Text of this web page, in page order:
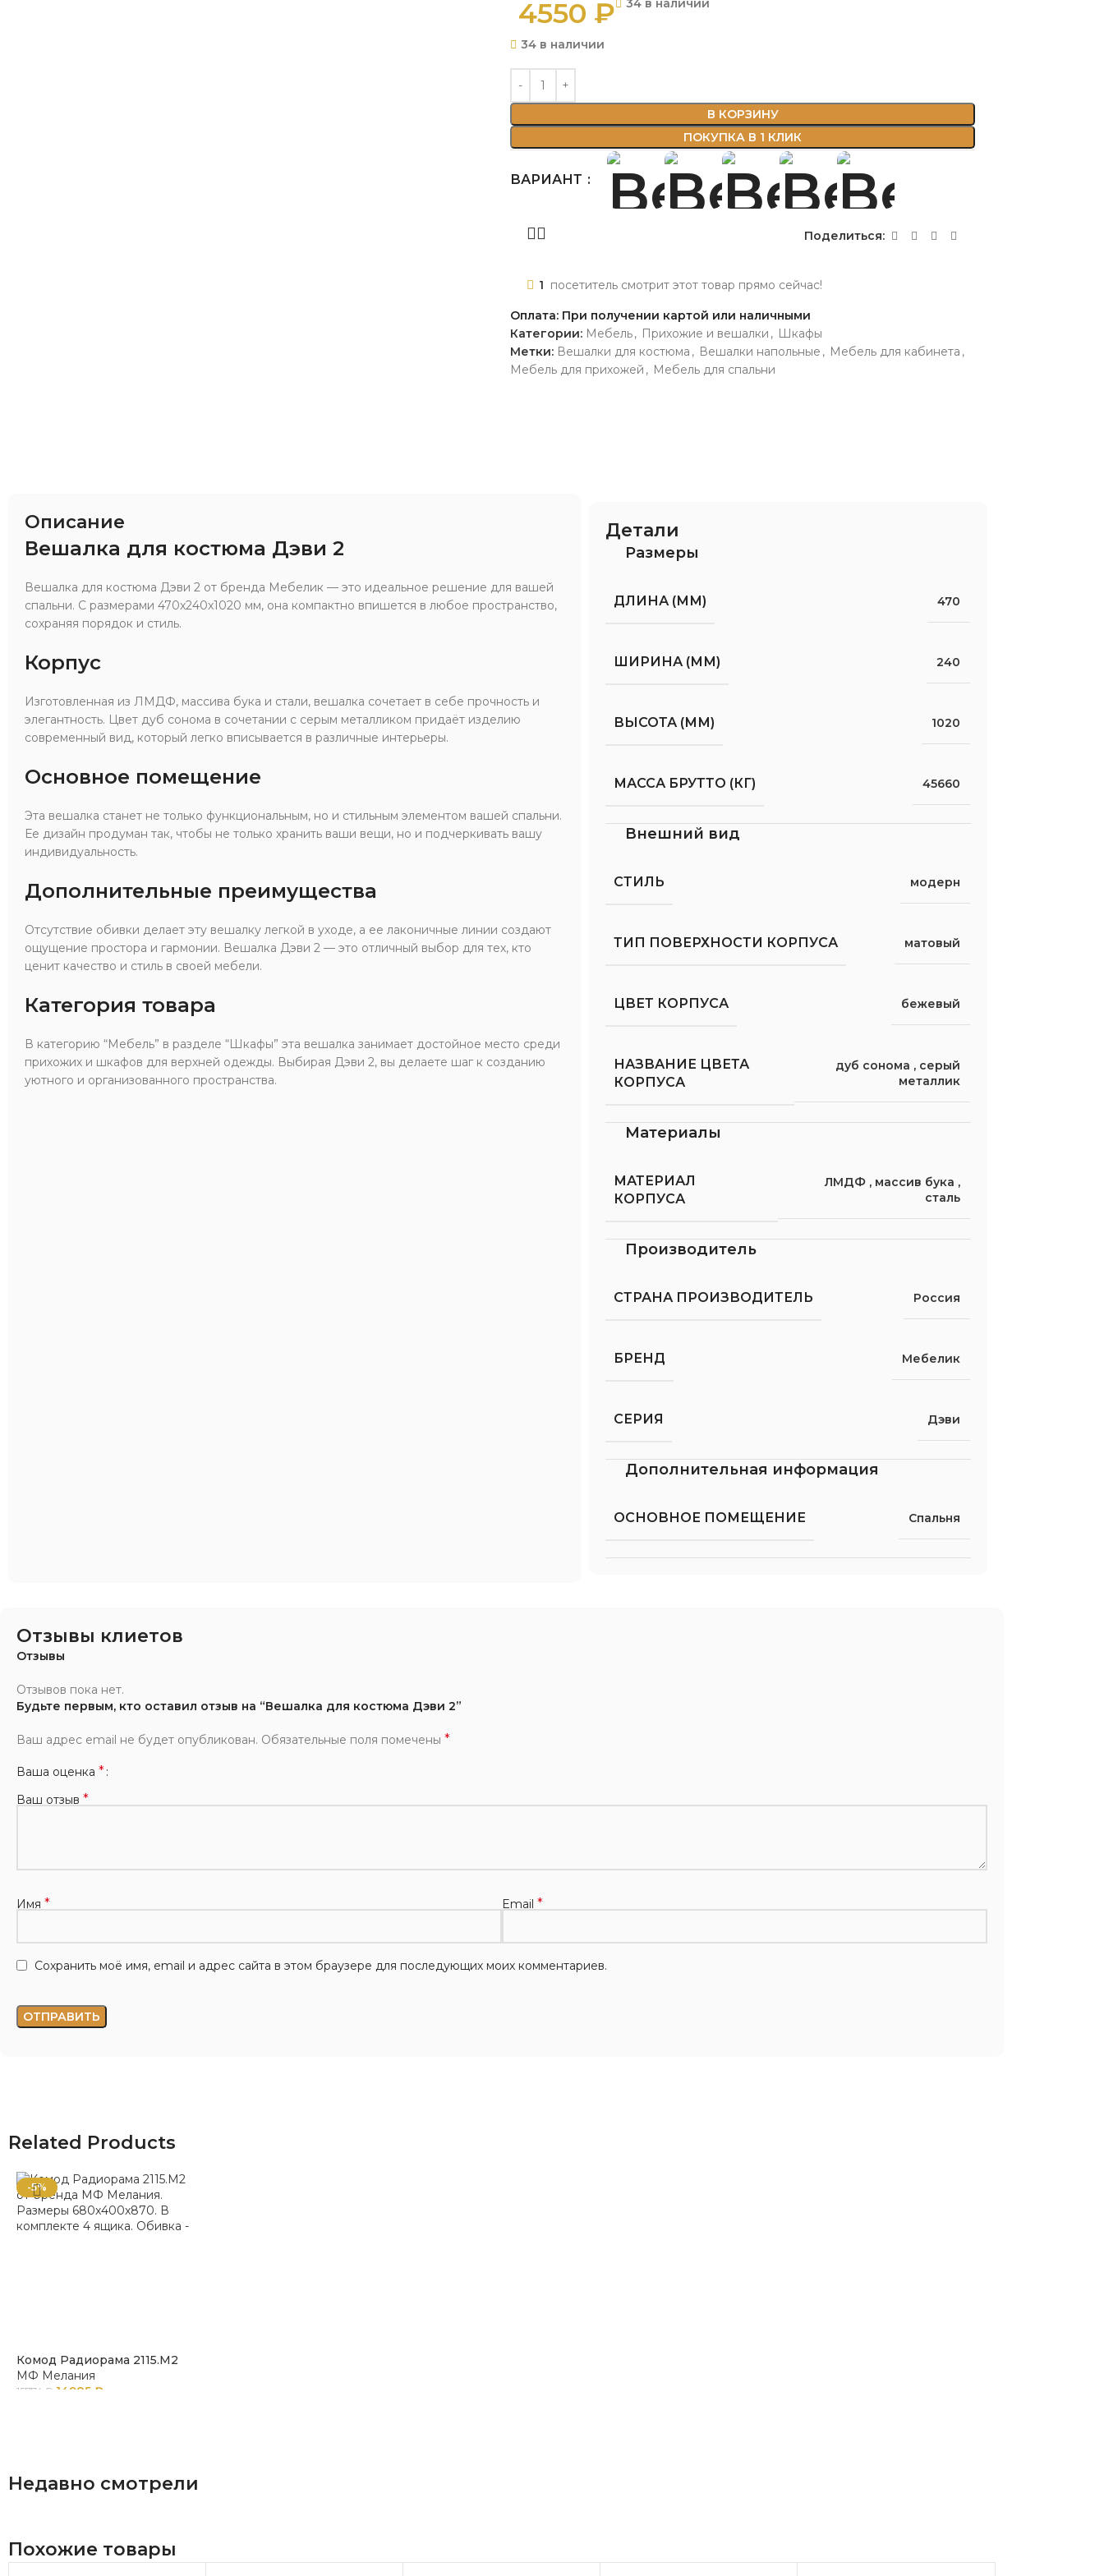
4550 ₽
34 в наличии
В КОРЗИНУ
ПОКУПКА В 1 КЛИК
ВАРИАНТ
Поделиться:
1 посетитель смотрит этот товар прямо сейчас!
Оплата: При получении картой или наличными
Категории: Мебель, Прихожие и вешалки , Шкафы
Метки: Вешалки для костюма , Вешалки напольные , Мебель для кабинета ,
Мебель для прихожей , Мебель для спальни
Описание
Вешалка для костюма Дэви 2
Вешалка для костюма Дэви 2 от бренда Мебелик — это идеальное решение для вашей
спальни. С размерами 470x240x1020 мм, она компактно впишется в любое пространство,
сохраняя порядок и стиль.
Корпус
Изготовленная из ЛМДФ, массива бука и стали, вешалка сочетает в себе прочность и
элегантность. Цвет дуб сонома в сочетании с серым металликом придаёт изделию
современный вид, который легко вписывается в различные интерьеры.
Основное помещение
Эта вешалка станет не только функциональным, но и стильным элементом вашей спальни.
Ее дизайн продуман так, чтобы не только хранить ваши вещи, но и подчеркивать вашу
индивидуальность.
Дополнительные преимущества
Отсутствие обивки делает эту вешалку легкой в уходе, а ее лаконичные линии создают
ощущение простора и гармонии. Вешалка Дэви 2 — это отличный выбор для тех, кто
ценит качество и стиль в своей мебели.
Категория товара
В категорию “Мебель” в разделе “Шкафы” эта вешалка занимает достойное место среди
прихожих и шкафов для верхней одежды. Выбирая Дэви 2, вы делаете шаг к созданию
уютного и организованного пространства.
Детали
Размеры
ДЛИНА (ММ) 470
ШИРИНА (ММ) 240
ВЫСОТА (ММ) 1020
МАССА БРУТТО (КГ) 45660
Внешний вид
СТИЛЬ модерн
ТИП ПОВЕРХНОСТИ КОРПУСА матовый
ЦВЕТ КОРПУСА бежевый
НАЗВАНИЕ ЦВЕТА
КОРПУСА
дуб сонома , серый
металлик
Материалы
МАТЕРИАЛ
КОРПУСА
ЛМДФ , массив бука ,
сталь
Производитель
СТРАНА ПРОИЗВОДИТЕЛЬ Россия
БРЕНД Мебелик
СЕРИЯ Дэви
Дополнительная информация
ОСНОВНОЕ ПОМЕЩЕНИЕ Спальня
Отзывы клиетов
Отзывы
Отзывов пока нет.
Будьте первым, кто оставил отзыв на “Вешалка для костюма Дэви 2”
Ваш адрес email не будет опубликован. Обязательные поля помечены *
Ваша оценка *
Ваш отзыв *
Имя * Email *
Сохранить моё имя, email и адрес сайта в этом браузере для последующих моих комментариев.
Related Products
-5%
Комод Радиорама 2115.М2
МФ Мелания
15774 ₽ 14985 ₽
Недавно смотрели
Похожие товары